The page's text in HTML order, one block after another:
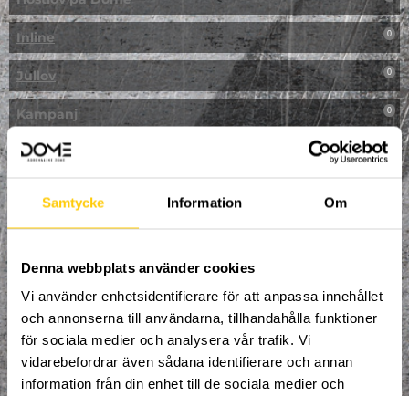
Samtycke Information Om
Denna webbplats använder cookies
Vi använder enhetsidentifierare för att anpassa innehållet
och annonserna till användarna, tillhandahålla funktioner
för sociala medier och analysera vår trafik. Vi
vidarebefordrar även sådana identifierare och annan
information från din enhet till de sociala medier och
Inline 0
Jullov 0
Kampanj 0
Kickbike 0
Klättring
LAN
Multisport
Mässa
NPF-Träning